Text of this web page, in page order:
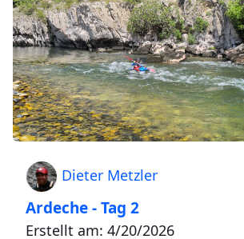
Dieter Metzler
Ardeche - Tag 2
Erstellt am: 4/20/2026